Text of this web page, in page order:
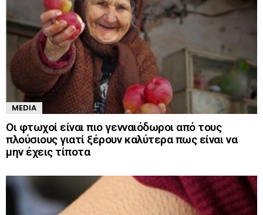
MEDIA
Οι φτωχοί είναι πιο γενναιόδωροι από τους
πλούσιους γιατί ξέρουν καλύτερα πως είναι να
μην έχεις τίποτα